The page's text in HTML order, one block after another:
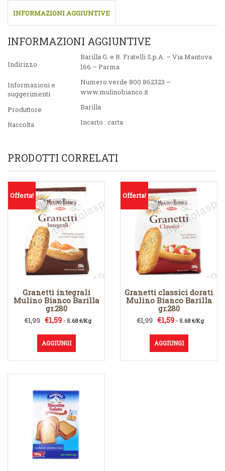
INFORMAZIONI AGGIUNTIVE
INFORMAZIONI AGGIUNTIVE
Indirizzo
Barilla G. e R. Fratelli S.p.A. – Via Mantova
166 – Parma
Informazioni e
suggerimenti
Numero verde 800.862323 –
www.mulinobianco.it
Produttore
Barilla
Raccolta
Incarto : carta
PRODOTTI CORRELATI
Offerta!
Granetti integrali
Mulino Bianco Barilla
gr.280
€1,99 Il
originale
era:
€1,99.
€1,59Il
attuale
è:
€1,59.
- 5.68 €/Kg
AGGIUNGI
Offerta!
Granetti classici dorati
Mulino Bianco Barilla
gr.280
€1,99 Il
originale
era:
€1,99.
€1,59Il
attuale
è:
€1,59.
- 5.68 €/Kg
AGGIUNGI